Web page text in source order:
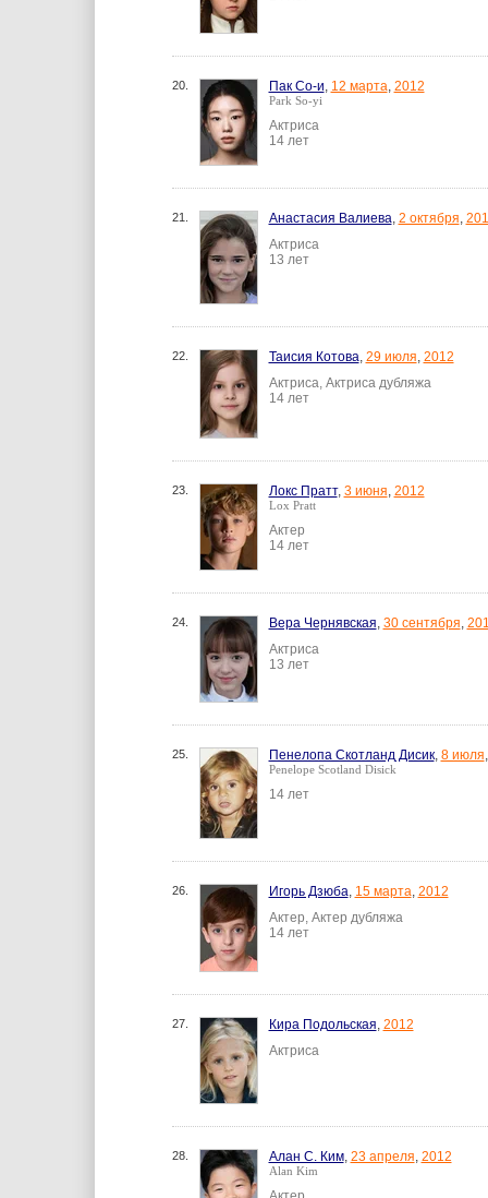
20. Пак Со-и, 12 марта, 2012
Park So-yi
Актриса
14 лет
21. Анастасия Валиева, 2 октября,
Актриса
13 лет
22. Таисия Котова, 29 июля, 2012
Актриса, Актриса дубляжа
14 лет
23. Локс Пратт, 3 июня, 2012
Lox Pratt
Актер
14 лет
24. Вера Чернявская, 30 сентября,
Актриса
13 лет
25. Пенелопа Скотланд Дисик, 8 июля
Penelope Scotland Disick
14 лет
26. Игорь Дзюба, 15 марта, 2012
Актер, Актер дубляжа
14 лет
27. Кира Подольская, 2012
Актриса
28. Алан С. Ким, 23 апреля, 2012
Alan Kim